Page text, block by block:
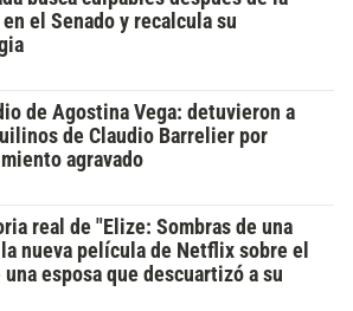
el Senado y recalcula su
de Agostina Vega: detuvieron a
de Claudio Barrelier por
agravado
real de "Elize: Sombras de una
nueva película de Netflix sobre el
una esposa que descuartizó a su